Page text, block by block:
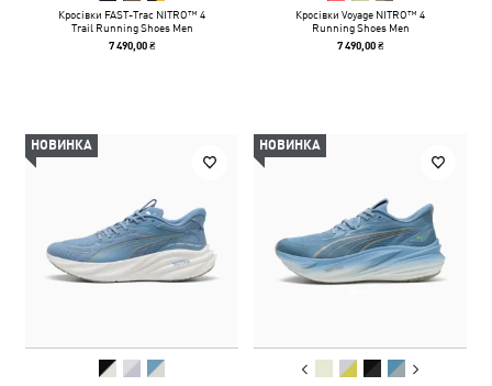
Кросівки FAST-Trac NITRO™ 4
Trail Running Shoes Men
7 490,00 ₴
Кросівки Voyage NITRO™ 4
Running Shoes Men
7 490,00 ₴
НОВИНКА НОВИНКА